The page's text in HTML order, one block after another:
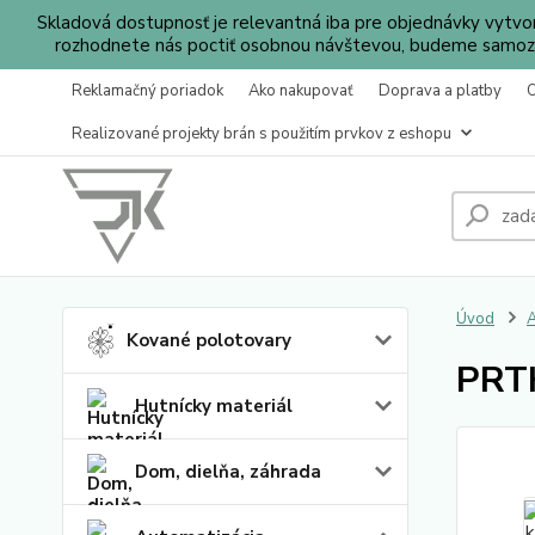
Skladová dostupnosť je relevantná iba pre objednávky
rozhodnete nás poctiť osobnou návštevou, budeme
Reklamačný poriadok Ako nakupovať Doprava a platby
Realizované projekty brán s použitím prvkov z eshopu
Kované polotovary
Hutnícky materiál
Dom, dielňa, záhrada
Úvod